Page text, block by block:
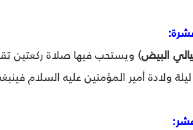
عشرة:
البيض) ويستحب فيها صلاة ركعتين
ولادة أمير المؤمنين عليه السلام فينبغي